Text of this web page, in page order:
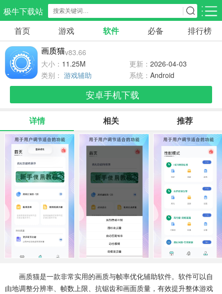
极牛下载站
应用分类 游戏分类
生活服务
298款应用
教育学习
178款应用
气象交通
84款应用
游戏辅助
478款应用
摄影美化
216款应用
社交聊天
电子图书
441款应用
移动办公
184款应用
新闻阅读
43款应用
金融理财
54款应用
603款应用
647款应用
健康医疗
53款应用
ai工具
336款应用
96款应用
首页 游戏 软件 必备 排行榜
画质猫v83.66
大小： 11.25M 更新： 2026-04-03
类别： 游戏辅助 系统： Android
安卓手机下载
详情 相关 推荐
画质猫是一款非常实用的画质与帧率优化辅助软件。软件可以自
由地调整分辨率、帧数上限、抗锯齿和画面质量，有效提升整体游戏